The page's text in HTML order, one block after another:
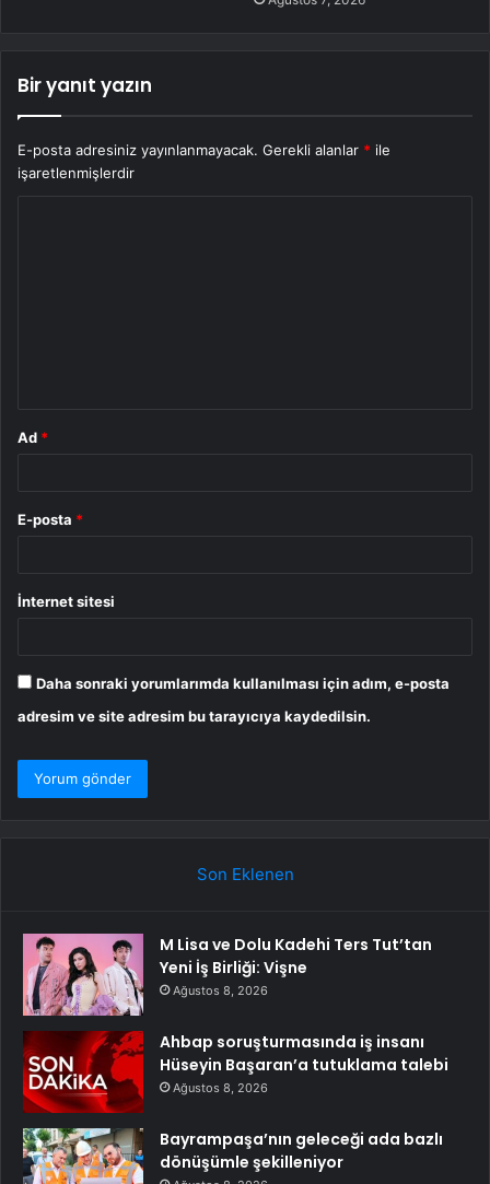
Bir yanıt yazın
E-posta adresiniz yayınlanmayacak. Gerekli alanlar * ile
işaretlenmişlerdir
Ad *
E-posta *
İnternet sitesi
Daha sonraki yorumlarımda kullanılması için adım, e-posta
adresim ve site adresim bu tarayıcıya kaydedilsin.
Son Eklenen
M Lisa ve Dolu Kadehi Ters Tut’tan
Yeni İş Birliği: Vişne
Ağustos 8, 2026
Ahbap soruşturmasında iş insanı
Hüseyin Başaran’a tutuklama talebi
Ağustos 8, 2026
Bayrampaşa’nın geleceği ada bazlı
dönüşümle şekilleniyor